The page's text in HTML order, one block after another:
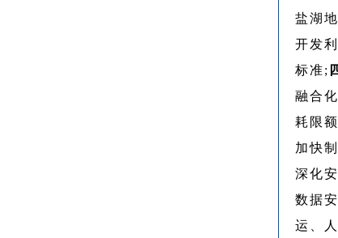
盐湖
开发
标准;
融合
耗限
加快
深化
数据
运、